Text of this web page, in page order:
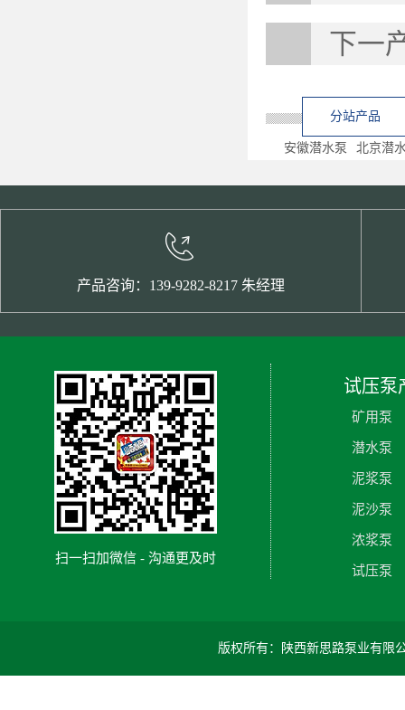
下一
分站产品
安徽潜水泵 北京潜
产品咨询：139-9282-8217 朱经理
扫一扫加微信 - 沟通更及时
试压泵
矿用泵
潜水泵
泥浆泵
泥沙泵
浓浆泵
试压泵
版权所有：陕西新思路泵业